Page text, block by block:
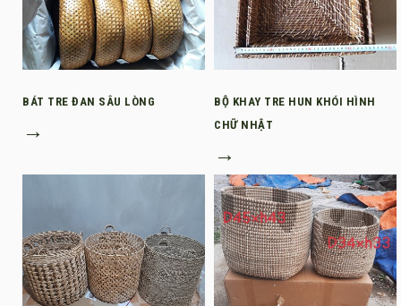
BÁT TRE ĐAN SÂU LÒNG
→
BỘ KHAY TRE HUN KHÓI HÌNH
CHỮ NHẬT
→